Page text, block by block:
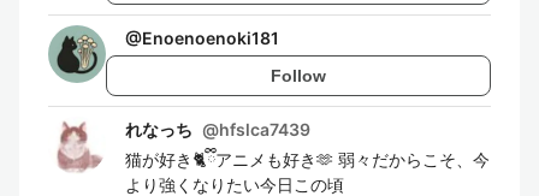
@Enoenoenoki181
Follow
れなっち @hfslca7439
猫が好き🐈ྀིアニメも好き🫶 弱々だからこそ、今
より強くなりたい今日この頃